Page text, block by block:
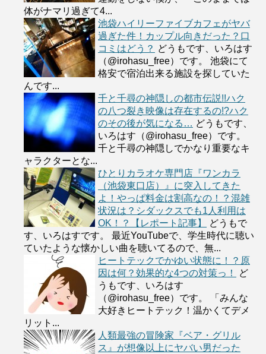
体がナマリ過ぎて4...
池袋ハイリーファイブカフェがヤバ
過ぎた件！カップル向きだった？口
コミはどう？ どうもです、いろはす
（@irohasu_free）です。 池袋にて
格安で宿泊出来る施設を探していた
んです...
千と千尋の神隠しの都市伝説!!ハク
の八つ裂き映像は存在するの!?ハク
のその後が気になる… どうもです、
いろはす（@irohasu_free）です。
千と千尋の神隠しでかなり重要なキ
ャラクターとな...
ひとりカラオケ専門店『ワンカラ
（池袋東口店）』に突入してきた
よ！やっぱ料金は割高なの！？混雑
状況は？シダックスでも1人利用は
OK！？【レポート記事】
どうもで
す、いろはすです。 最近YouTubeで、学生時代に聴い
ていたような懐かしい曲を聴いてるので、無...
ヒートテックでかゆい状態に！？原
因は何？効果的な4つの対策っ！
ど
うもです、いろはす
（@irohasu_free）です。 「みんな
大好きヒートテック！温かくてデメ
リット...
人類最強の冒険家『ベア・グリル
ス』が想像以上にヤバい男だった